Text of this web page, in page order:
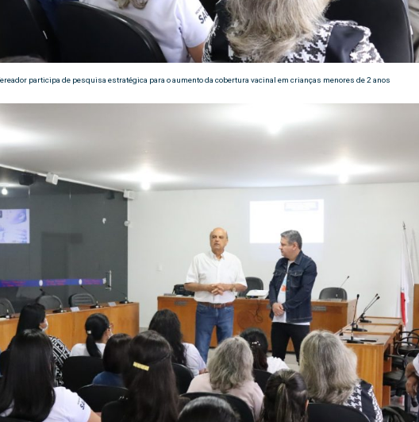
participa de pesquisa estratégica para o aumento da cobertura vacinal em crianças menores de 2 anos